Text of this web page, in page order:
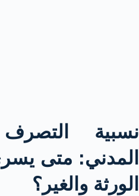
نسبية
المدني: متى
الورثة والغير؟